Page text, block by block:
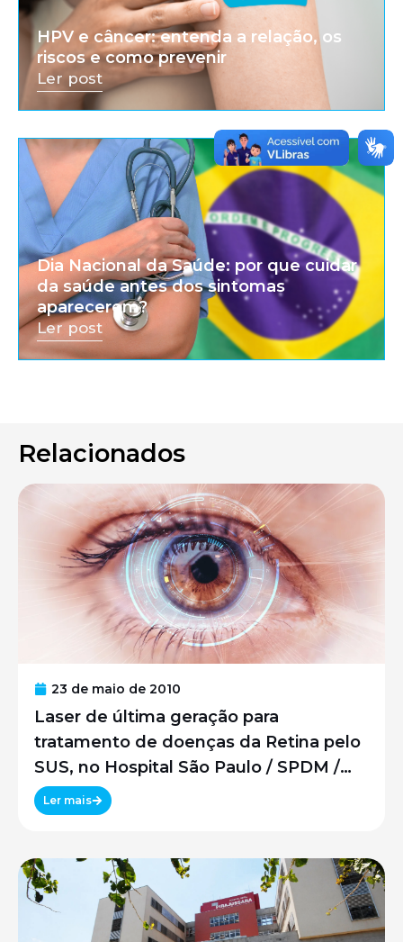
HPV e câncer: entenda a relação, os
riscos e como prevenir
Ler post
Dia Nacional da Saúde: por que cuidar
da saúde antes dos sintomas
aparecerem?
Ler post
Relacionados
23 de maio de 2010
Laser de última geração para
tratamento de doenças da Retina pelo
SUS, no Hospital São Paulo / SPDM /
UNIFESP
Ler mais